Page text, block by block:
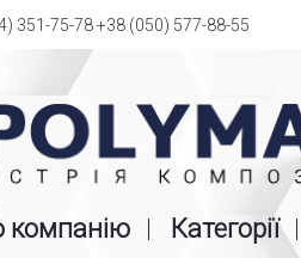
351-75-78+38 (050) 577-88-55
компанію Категорії